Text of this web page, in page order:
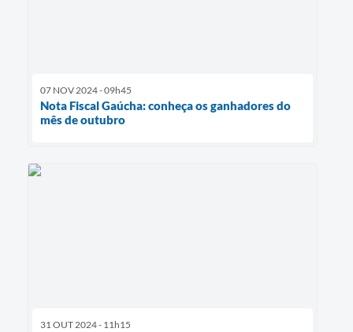
07 NOV 2024 - 09h45
Nota Fiscal Gaúcha: conheça os ganhadores do
mês de outubro
31 OUT 2024 - 11h15